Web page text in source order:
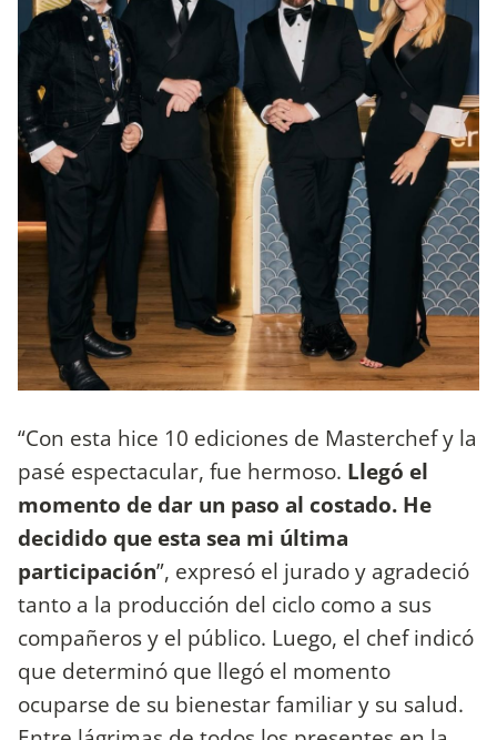
“Con esta hice 10 ediciones de Masterchef y la
pasé espectacular, fue hermoso. Llegó el
momento de dar un paso al costado. He
decidido que esta sea mi última
participación”, expresó el jurado y agradeció
tanto a la producción del ciclo como a sus
compañeros y el público. Luego, el chef indicó
que determinó que llegó el momento
ocuparse de su bienestar familiar y su salud.